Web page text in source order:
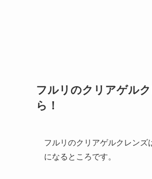
フルリのクリアゲル
ら！
フルリのクリアゲルクレン
になるところです。